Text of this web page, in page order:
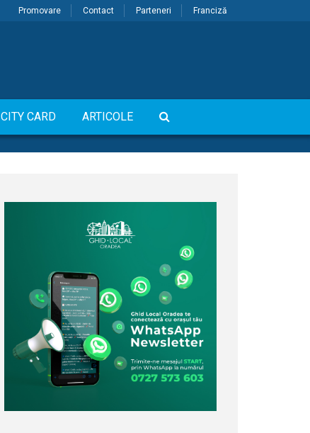
Promovare Contact Parteneri Franciză
CITY CARD ARTICOLE